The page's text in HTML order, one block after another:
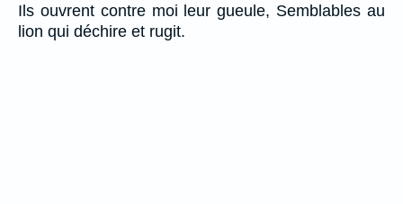
Ils ouvrent contre moi leur gueule, Semblables au
lion qui déchire et rugit.